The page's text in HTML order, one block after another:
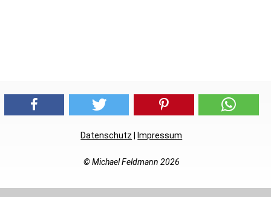
Datenschutz Impressum
© Michael Feldmann 2026